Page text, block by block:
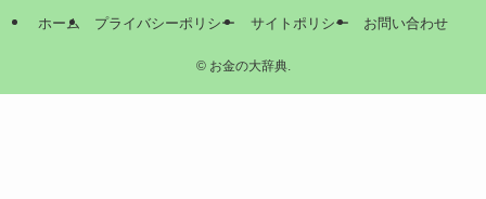
ホーム プライバシーポリシー サイトポリシー お問い合わせ
©お金の大辞典.